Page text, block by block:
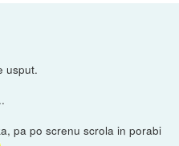
usput.
pa po screnu scrola in porabi